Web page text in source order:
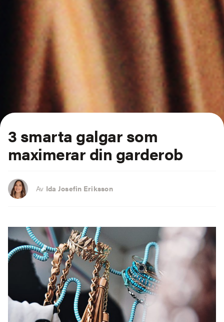
3smarta galgarsom
maximerar din garderob
Av Ida Josefin Eriksson